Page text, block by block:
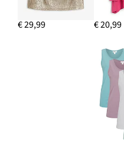
€ 29,99 € 20,99